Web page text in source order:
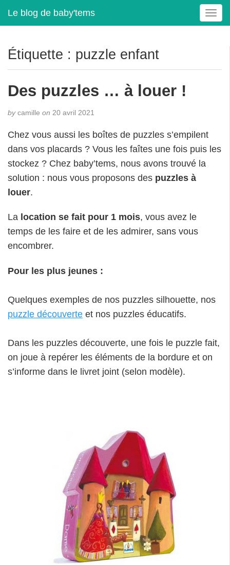
Le blog de baby'tems
T
o
e
t
Étiquette : puzzle enfant
Des puzzles … à louer !
bycamille on 20 avril 2021
Chez vous aussi les boîtes de puzzles s’empilent
dans vos placards ? Vous les faîtes une fois puis les
stockez ? Chez baby’tems, nous avons trouvé la
solution : nous vous proposons des puzzles à
louer.
La location se fait pour 1 mois, vous avez le
temps de les faire et de les admirer, sans vous
encombrer.
Pour les plus jeunes :
Quelques exemples de nos puzzles silhouette, nos
puzzle découverte et nos puzzles éducatifs.
Dans les puzzles découverte, une fois le puzzle fait,
on joue à repérer les éléments de la bordure et on
s’informe dans le livret joint (selon modèle).